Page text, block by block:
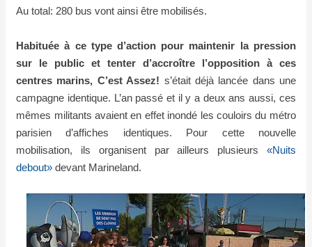
Au total: 280 bus vont ainsi être mobilisés.
Habituée à ce type d’action pour maintenir la pression
sur le public et tenter d’accroître l’opposition à ces
centres marins, C’est Assez! s’était déjà lancée dans une
campagne identique. L’an passé et il y a deux ans aussi, ces
mêmes militants avaient en effet inondé les couloirs du métro
parisien d’affiches identiques. Pour cette nouvelle
mobilisation, ils organisent par ailleurs plusieurs «Nuits
debout» devant Marineland.